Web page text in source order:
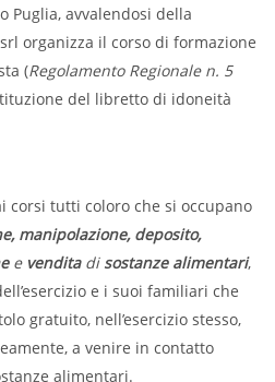
Puglia, avvalendosi della
organizza il corso di formazione
(Regolamento Regionale n. 5
del libretto di idoneità
corsi tutti coloro che si occupano
manipolazione, deposito,
e venditadi sostanze alimentari,
e i suoi familiari che
gratuito, nell’esercizio stesso,
a venire in contatto
alimentari.